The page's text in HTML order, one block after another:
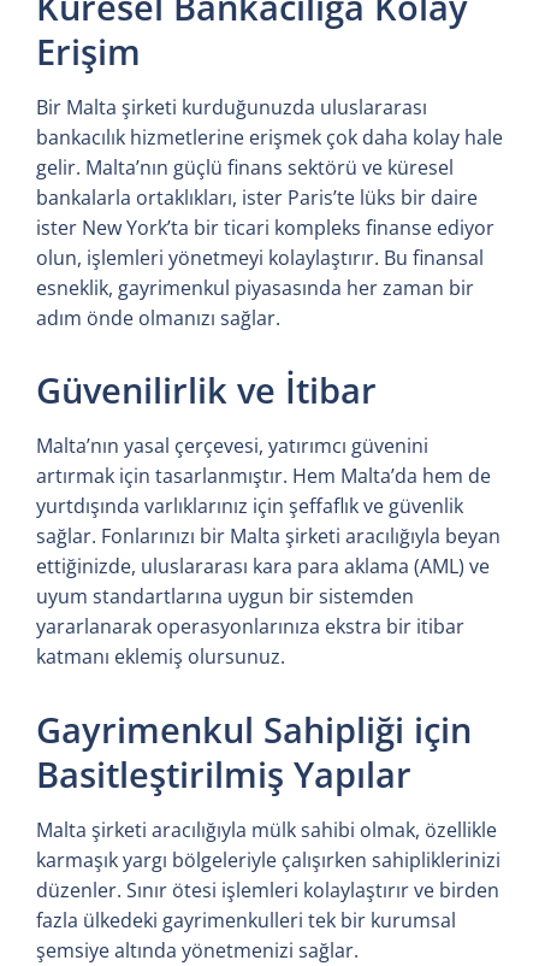
Erişim
Bir Malta şirketi kurduğunuzda uluslararası
bankacılık hizmetlerine erişmek çok daha kolay hale
gelir. Malta’nın güçlü finans sektörü ve küresel
bankalarla ortaklıkları, ister Paris’te lüks bir daire
ister New York’ta bir ticari kompleks finanse ediyor
olun, işlemleri yönetmeyi kolaylaştırır. Bu finansal
esneklik, gayrimenkul piyasasında her zaman bir
adım önde olmanızı sağlar.
Güvenilirlik ve İtibar
Malta’nın yasal çerçevesi, yatırımcı güvenini
artırmak için tasarlanmıştır. Hem Malta’da hem de
yurtdışında varlıklarınız için şeffaflık ve güvenlik
sağlar. Fonlarınızı bir Malta şirketi aracılığıyla beyan
ettiğinizde, uluslararası kara para aklama (AML) ve
uyum standartlarına uygun bir sistemden
yararlanarak operasyonlarınıza ekstra bir itibar
katmanı eklemiş olursunuz.
Gayrimenkul Sahipliği için
Basitleştirilmiş Yapılar
Malta şirketi aracılığıyla mülk sahibi olmak, özellikle
karmaşık yargı bölgeleriyle çalışırken sahipliklerinizi
düzenler. Sınır ötesi işlemleri kolaylaştırır ve birden
fazla ülkedeki gayrimenkulleri tek bir kurumsal
şemsiye altında yönetmenizi sağlar.